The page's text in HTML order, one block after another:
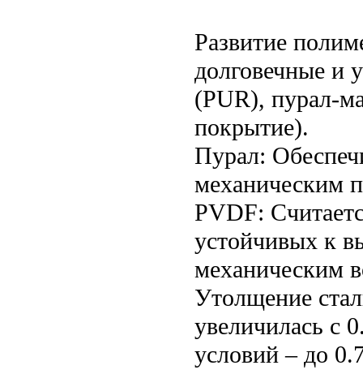
Развитие
долговечные и
(PUR), пурал-
покрытие).
Пурал:
механическим
PVDF:
устойчивых к
механическим
Утолщение
увеличилась с
условий – до